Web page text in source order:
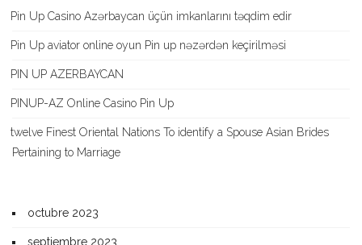
Pin Up Casino Azərbaycan üçün imkanlarını təqdim edir
Pin Up aviator️ online oyun Pin up nəzərdən keçirilməsi
PIN UP AZERBAYCAN
PINUP-AZ Online Casino Pin Up
twelve Finest Oriental Nations To identify a Spouse Asian Brides
Pertaining to Marriage
octubre 2023
septiembre 2023